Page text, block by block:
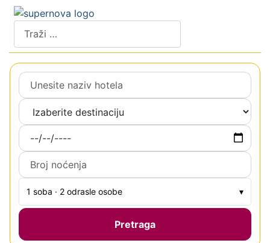
Pretraži
1 soba · 2 odrasle osobe ▾
Pretraga